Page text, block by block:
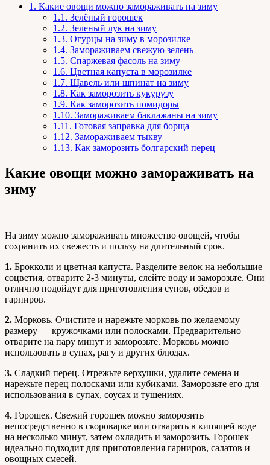
1. Какие овощи можно замораживать на зиму
1.1. Зелёный горошек
1.2. Зеленый лук на зиму
1.3. Огурцы на зиму в морозилке
1.4. Замораживаем свежую зелень
1.5. Спаржевая фасоль на зиму
1.6. Цветная капуста в морозилке
1.7. Щавель или шпинат на зиму
1.8. Как заморозить кукурузу
1.9. Как заморозить помидоры
1.10. Замораживаем баклажаны на зиму
1.11. Готовая заправка для борща
1.12. Замораживаем тыкву
1.13. Как заморозить болгарский перец
Какие овощи можно замораживать на
зиму
На зиму можно замораживать множество овощей, чтобы
сохранить их свежесть и пользу на длительный срок.
1. Брокколи и цветная капуста. Разделите велок на небольшие
соцветия, отварите 2-3 минуты, слейте воду и заморозьте. Они
отлично подойдут для приготовления супов, обедов и
гарниров.
2. Морковь. Очистите и нарежьте морковь по желаемому
размеру — кружочками или полосками. Предварительно
отварите на пару минут и заморозьте. Морковь можно
использовать в супах, рагу и других блюдах.
3. Сладкий перец. Отрежьте верхушки, удалите семена и
нарежьте перец полосками или кубиками. Заморозьте его для
использования в супах, соусах и тушениях.
4. Горошек. Свежий горошек можно заморозить
непосредственно в скороварке или отварить в кипящей воде
на несколько минут, затем охладить и заморозить. Горошек
идеально подходит для приготовления гарниров, салатов и
овощных смесей.